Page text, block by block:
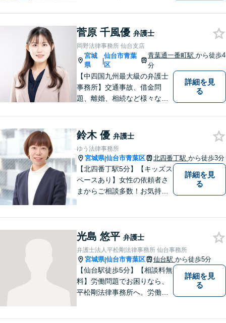
続／刑事事件など幅広く対
応。悩みを抱えた方が気軽に
相談できるように、親しみや
すい雰囲気作りを心掛けてお
ります。
菅原 千風優 弁護士
岡野法律事務所 仙台支店
宮城
県
|
仙台市青葉
区
青葉通一番町駅から徒歩4
分
【中四国九州最大級の弁護士
事務所】交通事故、借金問
題、離婚、相続など様々な問
まずはお気軽にご相談くださ
い！
詳細を見
る
鈴木 優 弁護士
ゆう法律事務所
宮城県|仙台市青葉区 北四番丁駅 から徒歩3分
【北四番丁駅5分】【キッズス
ペースあり】女性の依頼者さ
まからご相談多数！お気持ち
料請求／親権・養育費【労働
問題】マタハラなど女性特有
のトラブルに迅速に対応【初
回相談無料】
詳細を見
る
光島 悠平 弁護士
弁護士法人平松剛法律事務所 仙台事務所
宮城県|仙台市青葉区 仙台駅 から徒歩5分
【仙台駅徒歩5分】【相談料無
料】労働問題でお困りなら、
平松剛法律事務所へ。労働者
詳細を見
る